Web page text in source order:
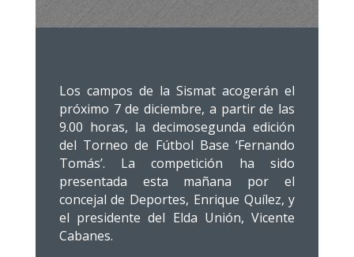
Los campos de la Sismat acogerán el
próximo 7 de diciembre, a partir de las
9.00 horas, la decimosegunda edición
del Torneo de Fútbol Base ‘Fernando
Tomás’. La competición ha sido
presentada esta mañana por el
concejal de Deportes, Enrique Quílez, y
el presidente del Elda Unión, Vicente
Cabanes.